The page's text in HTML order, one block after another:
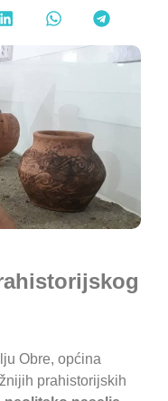
Obre, općina
prahistorijskih